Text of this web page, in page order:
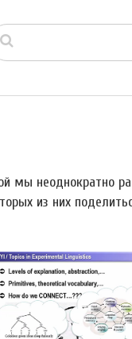
мы неоднократно
из них